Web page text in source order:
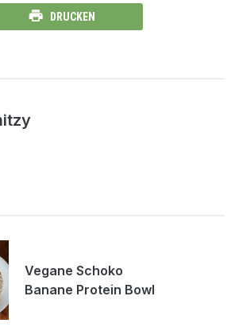
DRUCKEN
Vegane Schoko
Banane Protein Bowl